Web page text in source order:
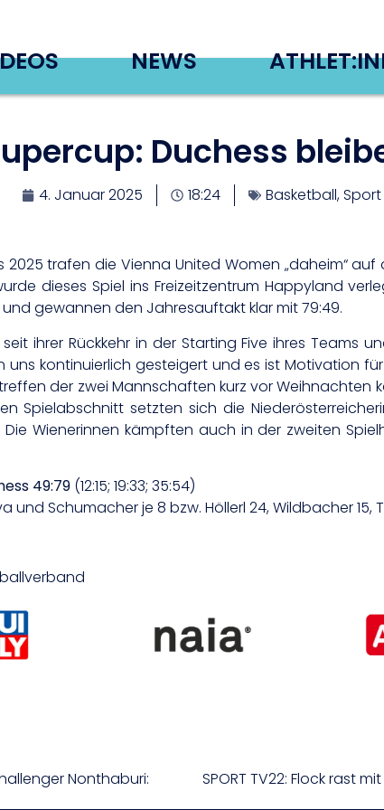
NEWS
Duchess
4. Januar 2025 18:24 Basketball,Sport
2025 trafen die Vienna United Women „daheim“
dieses Spiel ins Freizeitzentrum Happyland
gewannen den Jahresauftakt klar mit 79:49.
ihrer Rückkehr in der Starting Five ihres Teams
kontinuierlich gesteigert und es ist Motivation
der zwei Mannschaften kurz vor Weihnachten
Spielabschnitt setzten sich die
Wienerinnen kämpften auch in der zweiten
49:79(12:15; 19:33; 35:54)
und Schumacher je 8 bzw. Höllerl 24, Wildbacher 15,
Nonthaburi: